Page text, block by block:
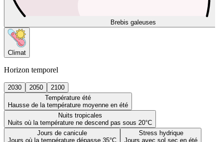
Brebis galeuses
Climat
Horizon temporel
2030 2050
2100
Température été
Hausse de la température moyenne en été
Nuits tropicales
Nuits où la température ne descend pas sous 20°C
Jours de canicule
Jours où la température dépasse 35°C
Stress hydrique
Jours avec sol sec en été